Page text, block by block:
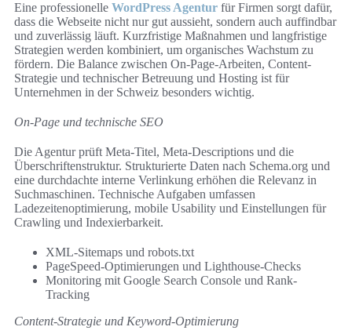
Eine professionelle WordPress Agentur für Firmen sorgt dafür,
dass die Webseite nicht nur gut aussieht, sondern auch auffindbar
und zuverlässig läuft. Kurzfristige Maßnahmen und langfristige
Strategien werden kombiniert, um organisches Wachstum zu
fördern. Die Balance zwischen On-Page-Arbeiten, Content-
Strategie und technischer Betreuung und Hosting ist für
Unternehmen in der Schweiz besonders wichtig.
On-Page und technische SEO
Die Agentur prüft Meta-Titel, Meta-Descriptions und die
Überschriftenstruktur. Strukturierte Daten nach Schema.org und
eine durchdachte interne Verlinkung erhöhen die Relevanz in
Suchmaschinen. Technische Aufgaben umfassen
Ladezeitenoptimierung, mobile Usability und Einstellungen für
Crawling und Indexierbarkeit.
XML-Sitemaps und robots.txt
PageSpeed-Optimierungen und Lighthouse-Checks
Monitoring mit Google Search Console und Rank-
Tracking
Content-Strategie und Keyword-Optimierung